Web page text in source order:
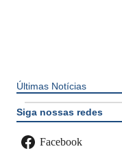
Últimas Notícias
Siga nossas redes
Facebook